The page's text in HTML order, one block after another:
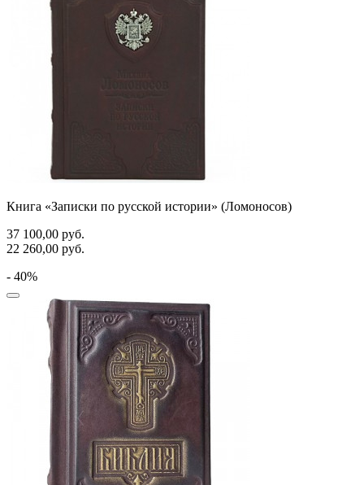
Книга «Записки по русской истории» (Ломоносов)
37 100,00 руб.
22 260,00 руб.
- 40%